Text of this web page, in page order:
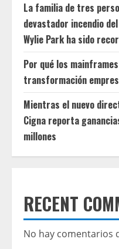
La familia de tres
devastador incendio
Wylie Park ha sido
Por qué los
transformación
Mientras el nuevo
Cigna reporta
millones
RECENT
No hay comentarios